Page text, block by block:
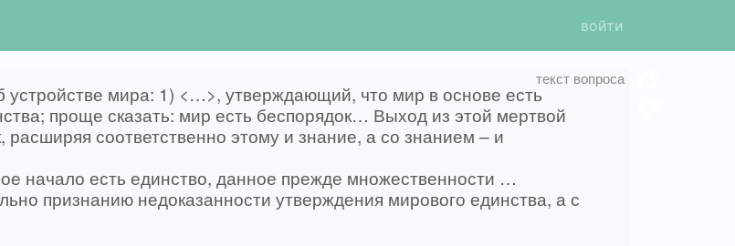
войти
мира: 1) <…>, утверждающий, что мир в основе есть
проще сказать: мир есть беспорядок… Выход из этой мертвой
соответственно этому и знание, а со знанием – и
начало есть единство, данное прежде множественности …
признанию недоказанности утверждения мирового единства, а с